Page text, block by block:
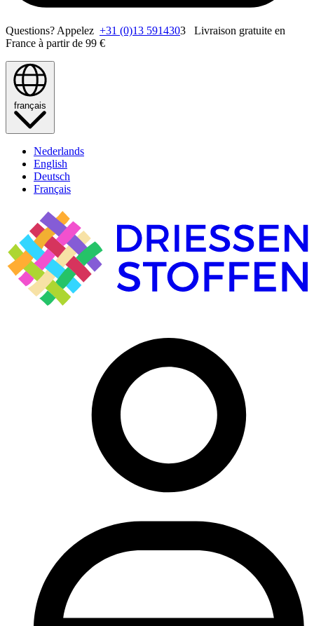
Questions? Appelez +31 (0)13 5914303 Livraison gratuite en
France à partir de 99 €
français
Nederlands
English
Deutsch
Français